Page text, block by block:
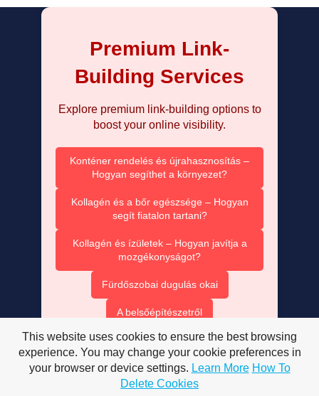
Premium Link-
Building Services
Explore premium link-building options to
boost your online visibility.
Konténer rendelés és újrahasznosítás –
Hogyan segíthet a környezet?
Kollagén és a bőr egészsége – Hogyan
segít fiatalon tartani?
Kollagén és ízületek – Hogyan javítja a
mozgékonyságot?
Fürdőszobai dugulás okai
A belsőépítészetről
A mobiltelefonokról
Megelőző duguláselhárítás
This website uses cookies to ensure the best browsing
experience. You may change your cookie preferences in
your browser or device settings. Learn More How To
Delete Cookies